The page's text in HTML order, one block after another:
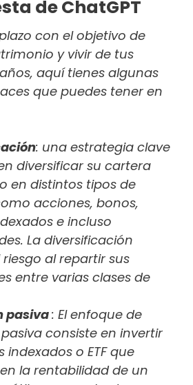
de ChatGPT
con el objetivo de
y vivir de tus
aquí tienes algunas
que puedes tener en
: una estrategia clave
diversificar su cartera
en distintos tipos de
acciones, bonos,
e incluso
La diversificación
al repartir sus
entre varias clases de
pasiva: El enfoque de
consiste en invertir
indexados o ETF que
la rentabilidad de un